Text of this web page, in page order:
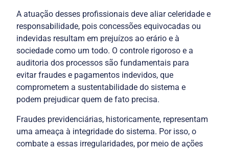
A atuação desses profissionais deve aliar celeridade e
responsabilidade, pois concessões equivocadas ou
indevidas resultam em prejuízos ao erário e à
sociedade como um todo. O controle rigoroso e a
auditoria dos processos são fundamentais para
evitar fraudes e pagamentos indevidos, que
comprometem a sustentabilidade do sistema e
Fraudes previdenciárias, historicamente, representam
uma ameaça à integridade do sistema. Por isso, o
combate a essas irregularidades, por meio de ações